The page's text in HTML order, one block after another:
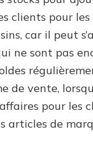
clients pour
car il peut
ne sont pas
de vente,
pour
de